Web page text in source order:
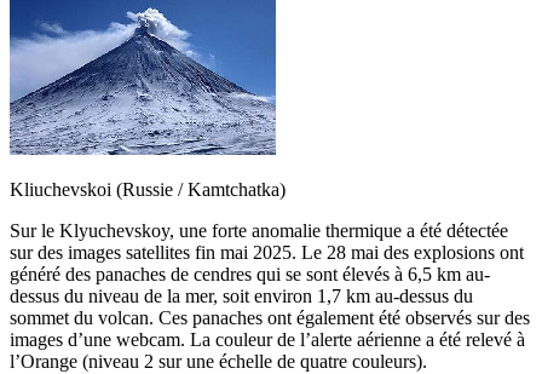
Kliuchevskoi (Russie / Kamtchatka)
Sur le Klyuchevskoy, une forte anomalie thermique a été détectée
sur des images satellites fin mai 2025. Le 28 mai des explosions ont
généré des panaches de cendres qui se sont élevés à 6,5 km au-
dessus du niveau de la mer, soit environ 1,7 km au-dessus du
sommet du volcan. Ces panaches ont également été observés sur des
images d’une webcam. La couleur de l’alerte aérienne a été relevé à
l’Orange (niveau 2 sur une échelle de quatre couleurs).